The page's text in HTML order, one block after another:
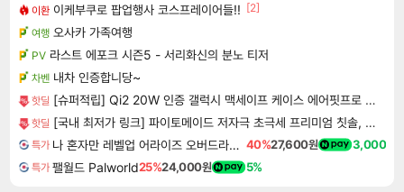
이환 이케부쿠로 팝업행사 코스프레이어들!! [2]
여행 오사카 가족여행
PV 라스트 에포크 시즌5 - 서리화신의 분노 티저
차벤 내차 인증합니당~
핫딜 [슈퍼적립] Qi2 20W 인증 갤럭시 맥세이프 케이스 에어핏프로 맥핏 블랙, 갤럭시Z 폴드8 울트라
핫딜 [국내 최저가 링크] 파이토메이드 저자극 초극세 프리미엄 칫솔, 10개입, 3세트
특가 나 혼자만 레벨업 어라이즈 오버드라이브 Solo Leveling Arise 40%27,600원 3,000
특가 팰월드 Palworld25%24,000원 5%